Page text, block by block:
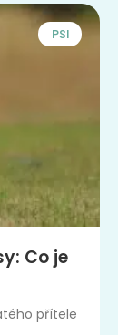
PSI
Co je
přítele